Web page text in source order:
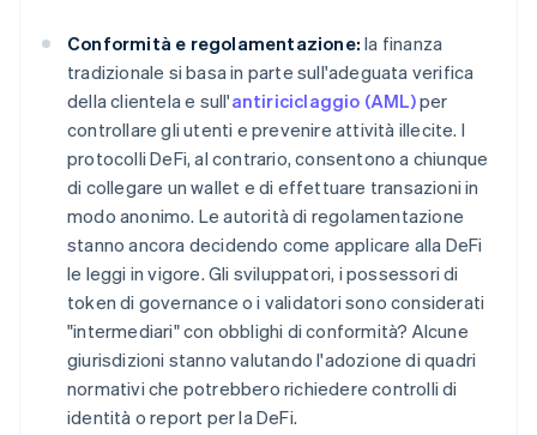
Conformità e regolamentazione: la finanza
tradizionale si basa in parte sull'adeguata verifica
della clientela e sull'antiriciclaggio (AML)per
controllare gli utenti e prevenire attività illecite. I
protocolli DeFi, al contrario, consentono a chiunque
di collegare un wallet e di effettuare transazioni in
modo anonimo. Le autorità di regolamentazione
stanno ancora decidendo come applicare alla DeFi
le leggi in vigore. Gli sviluppatori, i possessori di
token di governance o i validatori sono considerati
"intermediari" con obblighi di conformità? Alcune
giurisdizioni stanno valutando l'adozione di quadri
normativi che potrebbero richiedere controlli di
identità o report per la DeFi.